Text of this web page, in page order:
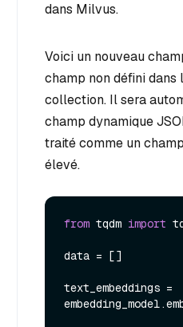
dans Milvus.
Voici un nouveau
champ non défini dans
collection. Il sera
champ dynamique
traité comme un
élevé.
from tqdm import
data = []
text_embeddings =